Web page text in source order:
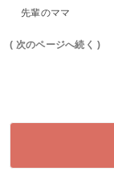
先輩のママ
( 次のページへ続く )